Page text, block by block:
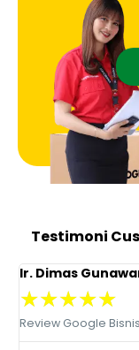
Testimoni
Ir. Dimas
★★★★★
Review Google Bisnis